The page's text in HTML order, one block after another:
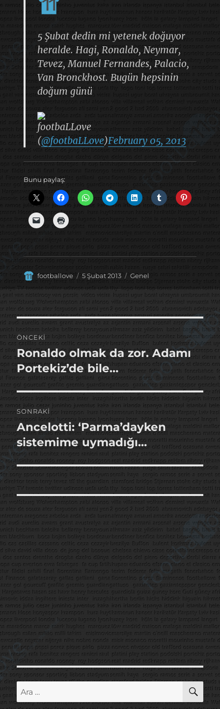
5 Şubat dedin mi yetenek doğuyor
heralde. Hagi, Ronaldo, Neymar,
Tevez, Manuel Fernandes, Palacio,
Van Bronckhost. Bugün hepsinin
doğum günü
footbaLLove
(@footbaLLove)February 05, 2013
Bunu paylaş:
Yazar
footballove
Yayın
5 Şubat 2013 Kategoriler
Genel
Yazı
gezinmesi
ÖNCEKI
Önceki
yazı:
Ronaldo olmak da zor. Adamı
Portekiz’de bile…
SONRAKI
Sonraki
yazı:
Ancelotti: ‘Parma’dayken
sistemime uymadığı…
Ara: